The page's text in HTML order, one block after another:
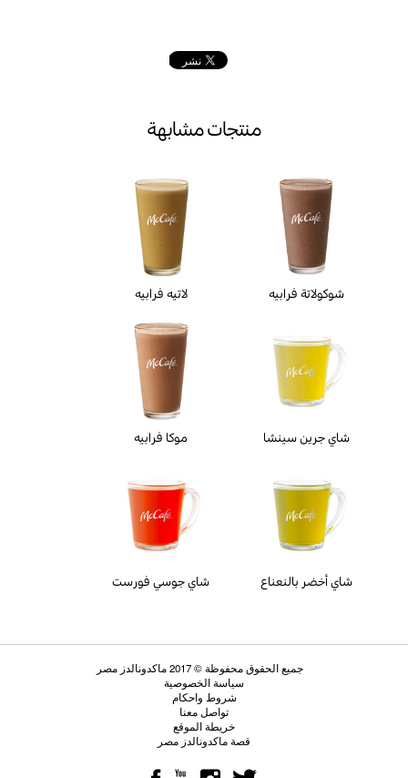
منتجات مشابهة
شوكولاتة فرابيه لاتيه فرابيه
شاي جرين سينشا موكا فرابيه
شاي أخضر بالنعناع شاي جوسي فورست
سياسة الخصوصية
شروط واحكام
تواصل معنا
خريطة الموقع
قصة ماكدونالدز مصر